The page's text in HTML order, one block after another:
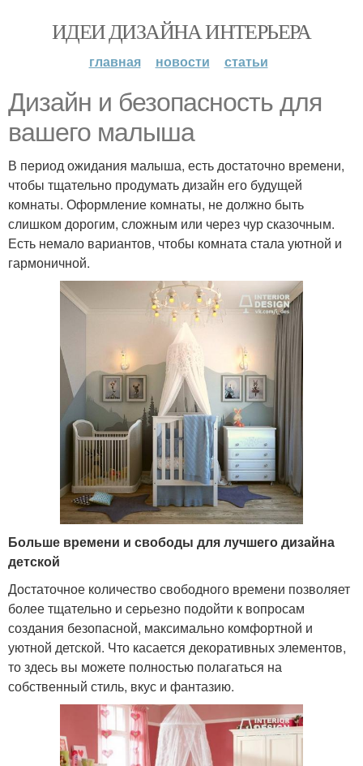
ИДЕИ ДИЗАЙНА ИНТЕРЬЕРА
главная новости статьи
Дизайн и безопасность для
вашего малыша
В период ожидания малыша, есть достаточно времени,
чтобы тщательно продумать дизайн его будущей
комнаты. Оформление комнаты, не должно быть
слишком дорогим, сложным или через чур сказочным.
Есть немало вариантов, чтобы комната стала уютной и
гармоничной.
Больше времени и свободы для лучшего дизайна
детской
Достаточное количество свободного времени позволяет
более тщательно и серьезно подойти к вопросам
создания безопасной, максимально комфортной и
уютной детской. Что касается декоративных элементов,
то здесь вы можете полностью полагаться на
собственный стиль, вкус и фантазию.